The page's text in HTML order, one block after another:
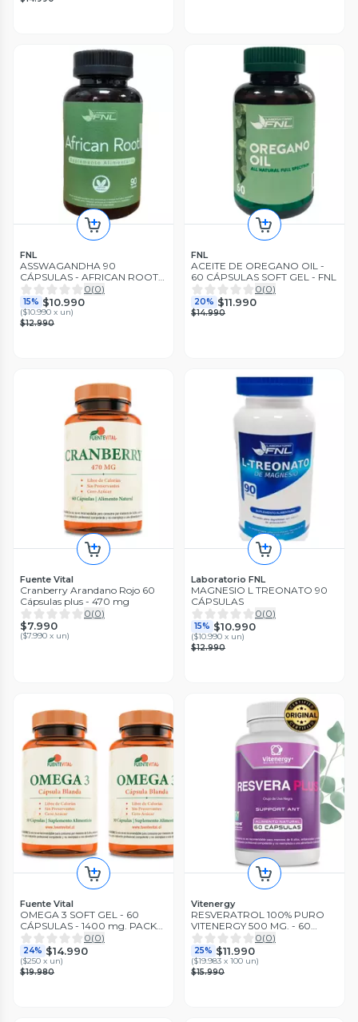
FNL
ASSWAGANDHA 90
CÁPSULAS - AFRICAN ROOT
FNL
0(0)
15% $10.990
($10.990 x un)
$12.990
FNL
ACEITE DE OREGANO OIL -
60 CÁPSULAS SOFT GEL - FNL
0(0)
20% $11.990
$14.990
Fuente Vital
Cranberry Arandano Rojo 60
Cápsulas plus - 470 mg
0(0)
$7.990
($7.990 x un)
Laboratorio FNL
MAGNESIO L TREONATO 90
CÁPSULAS
0(0)
15% $10.990
($10.990 x un)
$12.990
Fuente Vital
OMEGA 3 SOFT GEL - 60
CÁPSULAS - 1400 mg. PACK
x2
0(0)
24% $14.990
($250 x un)
$19.980
Vitenergy
RESVERATROL 100% PURO
VITENERGY 500 MG. - 60
CÁPSULAS VCAPS
0(0)
25% $11.990
($19.983 x 100 un)
$15.990